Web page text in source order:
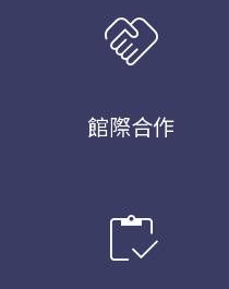
handshake
館際合作
inventory